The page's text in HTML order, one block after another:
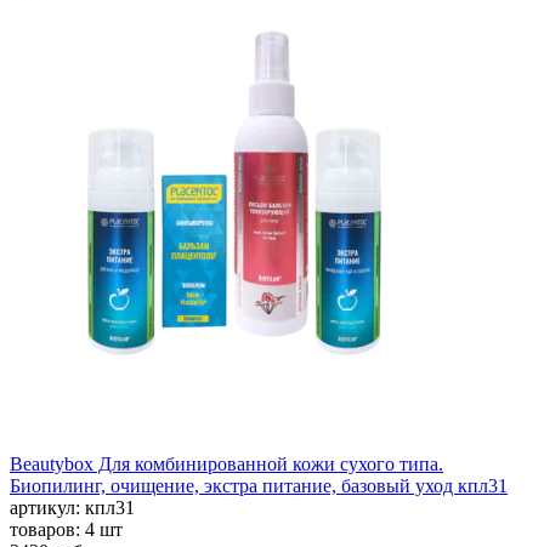
Beautybox Для комбинированной кожи сухого типа.
Биопилинг, очищение, экстра питание, базовый уход кпл31
aртикул: кпл31
товаров: 4 шт